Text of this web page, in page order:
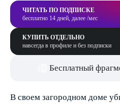
ЧИТАТЬ ПО ПОДПИСКЕ
бесплатно 14 дней, далее /мес
КУПИТЬ ОТДЕЛЬНО
навсегда в профиле и без подписки
Бесплатный
В своем загородном доме